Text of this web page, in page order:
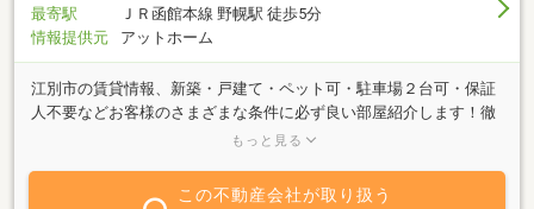
最寄駅
ＪＲ函館本線 野幌駅 徒歩5分
情報提供元
アットホーム
江別市の賃貸情報、新築・戸建て・ペット可・駐車場２台可・保証
人不要などお客様のさまざまな条件に必ず良い部屋紹介します！徹
底的に家賃交渉や初回費用交渉・ペット可能交渉などを行い、新鮮
らお部屋探しができる「オンライン内見」も可能ですので遠方のお
もっと見る
この不動産会社が取り扱う